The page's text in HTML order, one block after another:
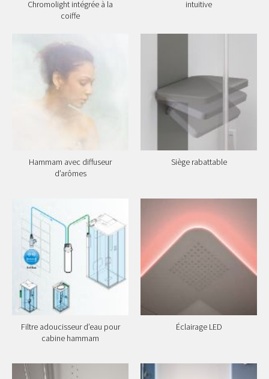
Chromolight intégrée à la
coiffe
intuitive
Hammam avec diffuseur
d’arômes
Siège rabattable
Filtre adoucisseur d’eau pour
cabine hammam
Éclairage LED